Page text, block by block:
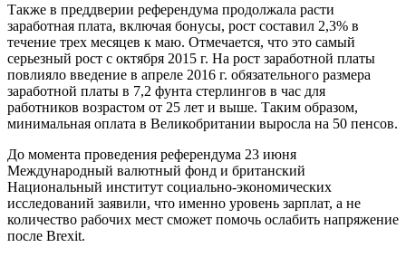
Также в преддверии референдума продолжала расти
заработная плата, включая бонусы, рост составил 2,3% в
течение трех месяцев к маю. Отмечается, что это самый
серьезный рост с октября 2015 г. На рост заработной платы
повлияло введение в апреле 2016 г. обязательного размера
заработной платы в 7,2 фунта стерлингов в час для
работников возрастом от 25 лет и выше. Таким образом,
минимальная оплата в Великобритании выросла на 50 пенсов.
До момента проведения референдума 23 июня
Международный валютный фонд и британский
Национальный институт социально-экономических
исследований заявили, что именно уровень зарплат, а не
количество рабочих мест сможет помочь ослабить напряжение
после Brexit.